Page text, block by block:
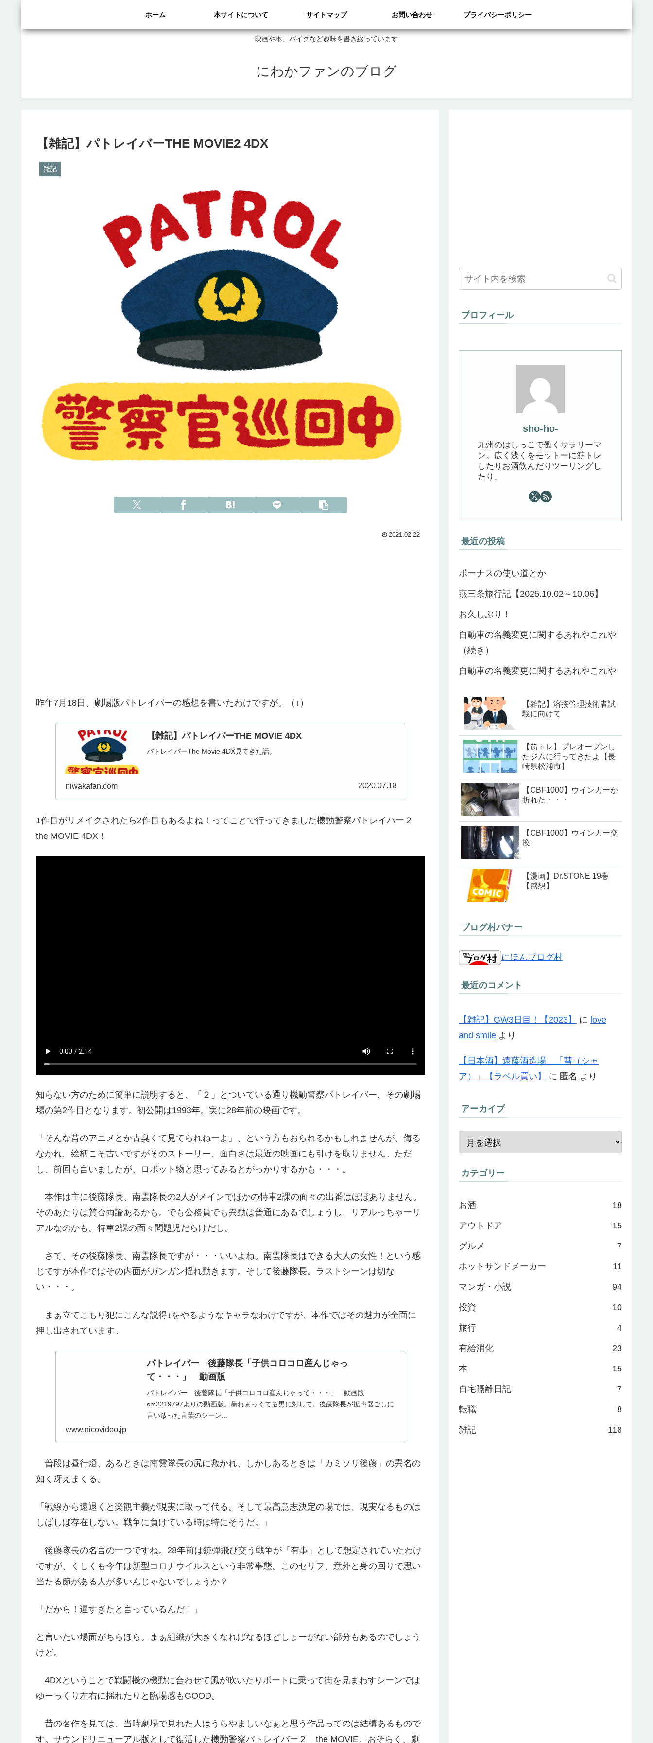
映画や本、バイクなど趣味を書き綴っています
にわかファンのブログ
ホーム 本サイトについて サイトマップ お問い合わせ プライバシーポリシー
【雑記】パトレイバーTHE MOVIE2 4DX
雑記
2021.02.22
昨年7月18日、劇場版パトレイバーの感想を書いたわけですが。（↓）
【雑記】パトレイバーTHE MOVIE 4DX
パトレイバーThe Movie 4DX見てきた話。
niwakafan.com 2020.07.18
1作目がリメイクされたら2作目もあるよね！ってことで行ってきました機動警察パトレイバー２
the MOVIE 4DX！
知らない方のために簡単に説明すると、「２」とついている通り機動警察パトレイバー、その劇場
場の第2作目となります。初公開は1993年。実に28年前の映画です。
「そんな昔のアニメとか古臭くて見てられねーよ」、という方もおられるかもしれませんが、侮る
なかれ。絵柄こそ古いですがそのストーリー、面白さは最近の映画にも引けを取りません。ただ
し、前回も言いましたが、ロボット物と思ってみるとがっかりするかも・・・。
本作は主に後藤隊長、南雲隊長の2人がメインでほかの特車2課の面々の出番はほぼありません。
そのあたりは賛否両論あるかも。でも公務員でも異動は普通にあるでしょうし、リアルっちゃーリ
アルなのかも。特車2課の面々問題児だらけだし。
さて、その後藤隊長、南雲隊長ですが・・・いいよね。南雲隊長はできる大人の女性！という感
じですが本作ではその内面がガンガン揺れ動きます。そして後藤隊長。ラストシーンは切な
い・・・。
まぁ立てこもり犯にこんな説得↓をやるようなキャラなわけですが、本作ではその魅力が全面に
押し出されています。
パトレイバー 後藤隊長「子供コロコロ産んじゃっ
て・・・」 動画版
パトレイバー 後藤隊長「子供コロコロ産んじゃって・・・」 動画版
sm2219797よりの動画版。暴れまっくてる男に対して、後藤隊長が拡声器ごしに
言い放った言葉のシーン...
www.nicovideo.jp
普段は昼行燈、あるときは南雲隊長の尻に敷かれ、しかしあるときは「カミソリ後藤」の異名の
如く冴えまくる。
「戦線から遠退くと楽観主義が現実に取って代る。そして最高意志決定の場では、現実なるものは
しばしば存在しない。戦争に負けている時は特にそうだ。」
後藤隊長の名言の一つですね。28年前は銃弾飛び交う戦争が「有事」として想定されていたわけ
ですが、くしくも今年は新型コロナウイルスという非常事態。このセリフ、意外と身の回りで思い
当たる節がある人が多いんじゃないでしょうか？
「だから！遅すぎたと言っているんだ！」
と言いたい場面がちらほら。まぁ組織が大きくなればなるほどしょーがない部分もあるのでしょう
けど。
4DXということで戦闘機の機動に合わせて風が吹いたりボートに乗って街を見まわすシーンでは
ゆーっくり左右に揺れたりと臨場感もGOOD。
昔の名作を見ては、当時劇場で見れた人はうらやましいなぁと思う作品ってのは結構あるもので
す。サウンドリニューアル版として復活した機動警察パトレイバー２ the MOVIE。おそらく、劇
プロフィール
sho-ho-
九州のはしっこで働くサラリーマ
ン。広く浅くをモットーに筋トレ
したりお酒飲んだりツーリングし
たり。
最近の投稿
ボーナスの使い道とか
燕三条旅行記【2025.10.02～10.06】
お久しぶり！
自動車の名義変更に関するあれやこれや
（続き）
自動車の名義変更に関するあれやこれや
【雑記】溶接管理技術者試
験に向けて
【筋トレ】プレオープンし
たジムに行ってきたよ【長
崎県松浦市】
【CBF1000】ウインカーが
折れた・・・
【CBF1000】ウインカー交
換
【漫画】Dr.STONE 19巻
【感想】
ブログ村バナー
にほんブログ村
最近のコメント
【雑記】GW3日目！【2023】 に love
and smile より
【日本酒】遠藤酒造場 「彗（シャ
ア）」【ラベル買い】
に 匿名 より
アーカイブ
カテゴリー
お酒 18
アウトドア 15
グルメ 7
ホットサンドメーカー 11
マンガ・小説 94
投資 10
旅行 4
有給消化 23
本 15
自宅隔離日記 7
転職 8
雑記 118